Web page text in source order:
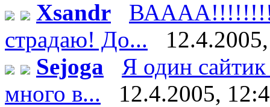
Xsandr
ВАААА!!!!!!!!!
страдаю! До...
Sejoga
Я один
много в...
12.4.2005,